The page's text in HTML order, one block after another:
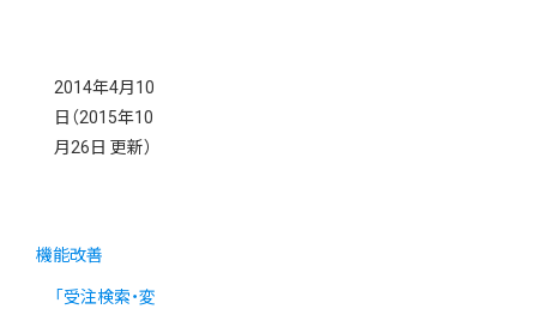
2014年4月10
日 （2015年10
月26日 更新）
機能改善
「受注検索・変